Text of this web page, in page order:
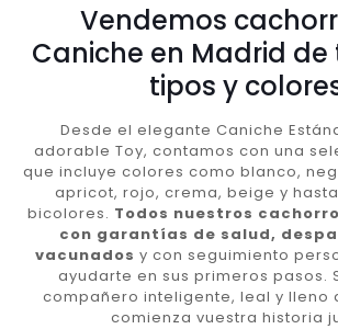
Vendemos
Caniche en Madrid
tipos y
Desde el elegante Caniche
adorable Toy, contamos con una
que incluye colores como blanco,
apricot, rojo, crema, beige y
bicolores. Todos nuestros
con garantías de salud,
vacunados y con seguimiento
ayudarte en sus primeros pasos.
compañero inteligente, leal y lleno
comienza vuestra historia